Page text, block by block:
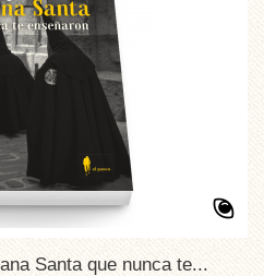
Santa que nunca te...